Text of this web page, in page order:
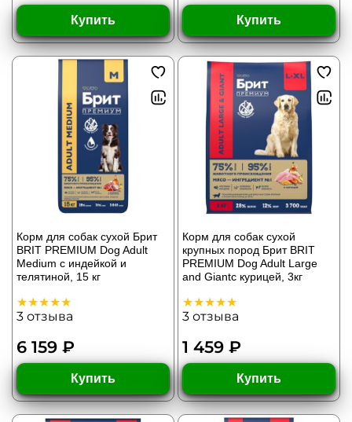
Купить Купить
Корм для собак сухой Брит
BRIT PREMIUM Dog Adult
Medium с индейкой и
телятиной, 15 кг
3 отзыва
6 159 ₽
Купить
Корм для собак сухой
крупных пород Брит BRIT
PREMIUM Dog Adult Large
and Giantс курицей, 3кг
3 отзыва
1 459 ₽
Купить